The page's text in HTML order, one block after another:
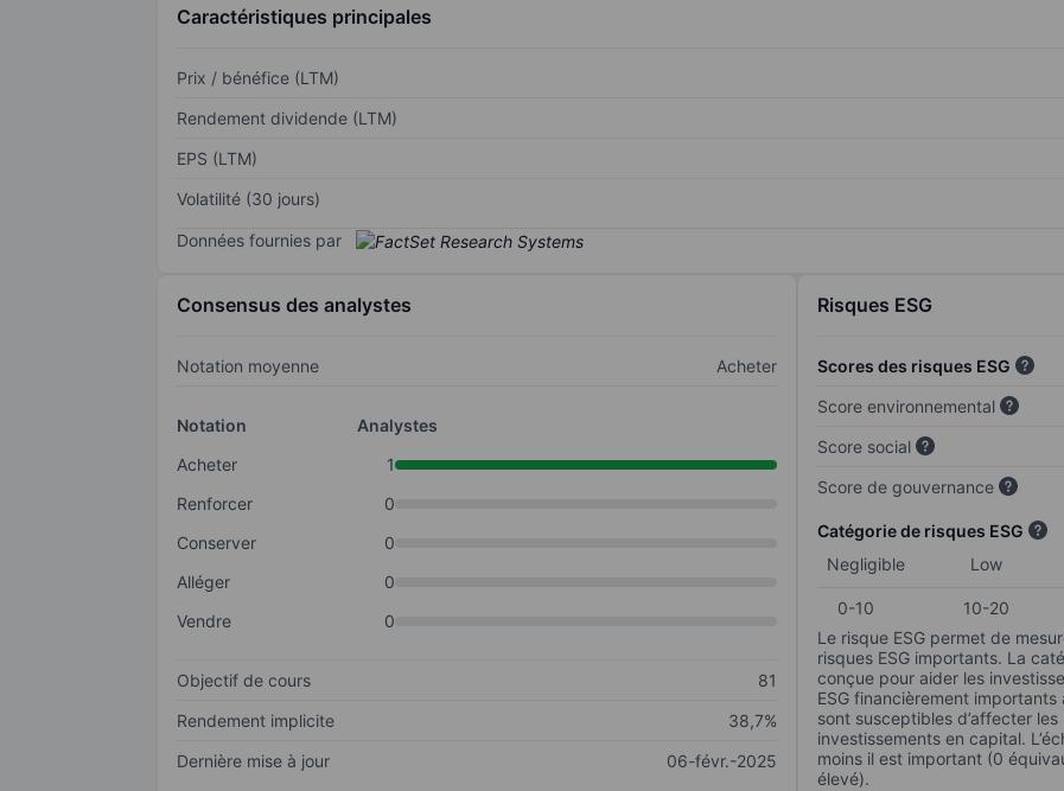
Caractéristiques principales
Prix / bénéfice (LTM)
Rendement dividende (LTM)
EPS (LTM)
Volatilité (30 jours)
Données fournies par
Consensus des analystes
Notation moyenne Acheter
Notation
Analystes
Acheter
1
Renforcer
0
Conserver
0
Alléger
0
Vendre
0
Objectif de cours
81
Rendement implicite
38,7%
Dernière mise à jour
06-févr.-2025
Risques ESG
Scores des risques ESG
Score environnemental
Score social
Score de gouvernance
Catégorie de risques ESG
Negligible
Low
0-10 10-20
Le risque ESG permet de
risques ESG importants. La
conçue pour aider les
ESG financièrement
sont susceptibles d’affecter
investissements en capital.
moins il est important (0
élevé).